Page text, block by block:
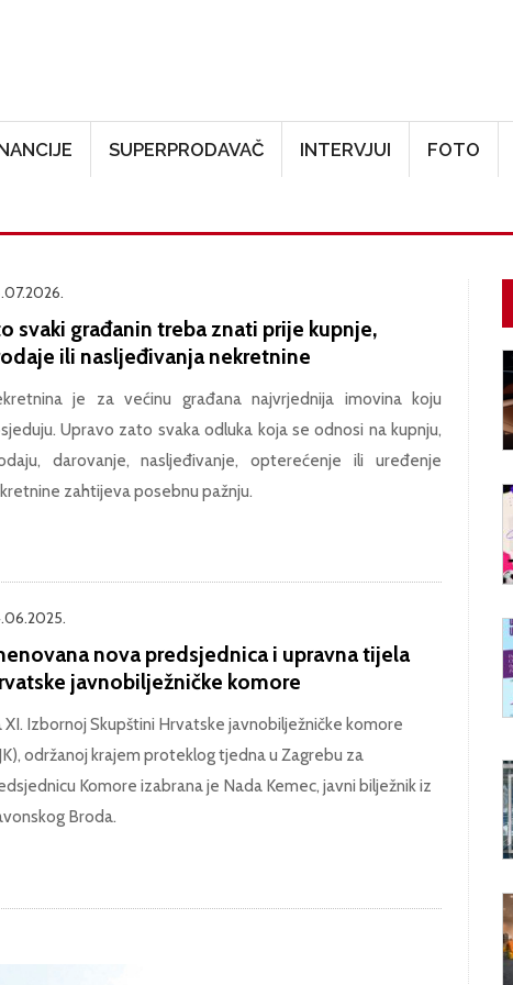
SUPERPRODAVAČ INTERVJUI FOTO
svaki građanin treba znati prije kupnje,
ili nasljeđivanja nekretnine
je za većinu građana najvrjednija imovina koju
Upravo zato svaka odluka koja se odnosi na kupnju,
darovanje, nasljeđivanje, opterećenje ili uređenje
zahtijeva posebnu pažnju.
nova predsjednica i upravna tijela
javnobilježničke komore
XI. Izbornoj Skupštini Hrvatske javnobilježničke komore
održanoj krajem proteklog tjedna u Zagrebu za
Komore izabrana je Nada Kemec, javni bilježnik iz
Broda.